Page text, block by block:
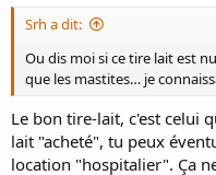
Srh a dit:
Ou dis moi si ce tire lait est
que les mastites… je
Le bon tire-lait, c'est celui
lait "acheté", tu peux
location "hospitalier". Ça